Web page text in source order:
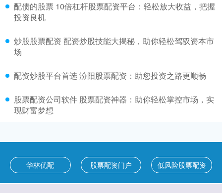
配债的股票 10倍杠杆股票配资平台：轻松放大收益，把握
投资良机
炒股股票配资 配资炒股技能大揭秘，助你轻松驾驭资本市
场
配资炒股平台首选 汾阳股票配资：助您投资之路更顺畅
股票配资公司软件 股票配资神器：助你轻松掌控市场，实
现财富梦想
华林优配 股票配资门户 低风险股票配资